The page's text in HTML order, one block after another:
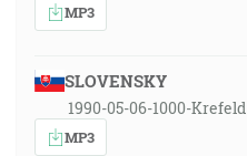
MP3
SLOVENSKY
1990-05-06-1000-Krefeld
MP3